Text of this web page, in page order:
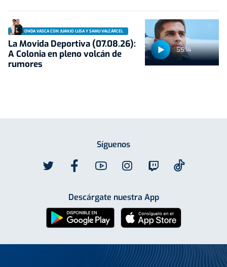
55:14
ONDA VASCA CON JUANJO LUSA Y SAMU VALCÁRCEL
La Movida Deportiva (07.08.26):
A Colonia en pleno volcán de
rumores
Síguenos
Descárgate nuestra App